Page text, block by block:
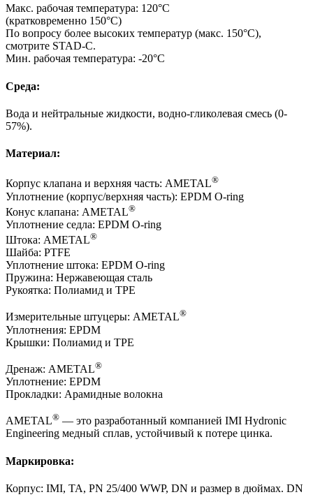
Макс. рабочая температура: 120°C
(кратковременно 150°C)
По вопросу более высоких температур (макс. 150°C),
смотрите STAD-C.
Мин. рабочая температура: -20°C
Среда:
Вода и нейтральные жидкости, водно-гликолевая смесь (0-
57%).
Материал:
Корпус клапана и верхняя часть: AMETAL®
Уплотнение (корпус/верхняя часть): EPDM O-ring
Конус клапана: AMETAL®
Уплотнение седла: EPDM O-ring
Штока: AMETAL®
Шайба: PTFE
Уплотнение штока: EPDM O-ring
Пружина: Нержавеющая сталь
Рукоятка: Полиамид и TPE
Измерительные штуцеры: AMETAL®
Уплотнения: EPDM
Крышки: Полиамид и TPE
Дренаж: AMETAL®
Уплотнение: EPDM
Прокладки: Арамидные волокна
AMETAL® — это разработанный компанией IMI Hydronic
Engineering медный сплав, устойчивый к потере цинка.
Маркировка:
Корпус: IMI, TA, PN 25/400 WWP, DN и размер в дюймах. DN